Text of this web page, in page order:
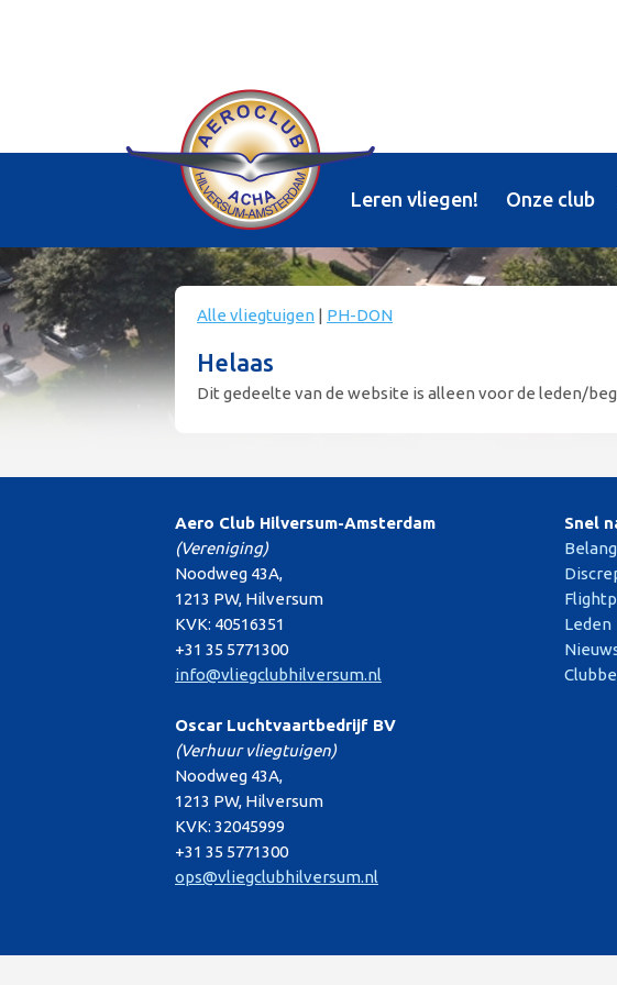
Leren vliegen! Onze club
Alle vliegtuigen | PH-DON
Helaas
Dit gedeelte van de website is alleen voor de leden/
Aero Club Hilversum-Amsterdam
(Vereniging)
Noodweg 43A,
1213 PW, Hilversum
KVK: 40516351
+31 35 5771300
info@vliegclubhilversum.nl
Oscar Luchtvaartbedrijf BV
(Verhuur vliegtuigen)
Noodweg 43A,
1213 PW, Hilversum
KVK: 32045999
+31 35 5771300
ops@vliegclubhilversum.nl
Snel
Leden